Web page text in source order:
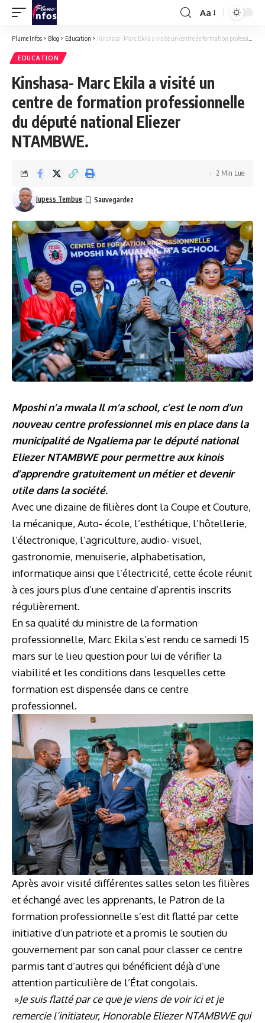
Font
Resizer
Aa
Plume Infos > Blog > Education > Kinshasa- Marc Ekila a visité un centre de formation professionnelle du député national Eliezer NTAMBWE.
EDUCATION
Kinshasa- Marc Ekila a visité un
centre de formation professionnelle
du député national Eliezer
NTAMBWE.
Jupess Tembue
2 Min Lue
Mposhi n’a mwala Il m’a school, c’est le nom d’un
nouveau centre professionnel mis en place dans la
municipalité de Ngaliema par le député national
Eliezer NTAMBWE pour permettre aux kinois
d’apprendre gratuitement un métier et devenir
utile dans la société.
Avec une dizaine de filières dont la Coupe et Couture,
la mécanique, Auto- école, l’esthétique, l’hôtellerie,
l’électronique, l’agriculture, audio- visuel,
gastronomie, menuiserie, alphabetisation,
informatique ainsi que l’électricité, cette école réunit
à ces jours plus d’une centaine d’aprentis inscrits
régulièrement.
En sa qualité du ministre de la formation
professionnelle, Marc Ekila s’est rendu ce samedi 15
mars sur le lieu question pour lui de vérifier la
viabilité et les conditions dans lesquelles cette
formation est dispensée dans ce centre
professionnel.
Après avoir visité différentes salles selon les filières
et échangé avec les apprenants, le Patron de la
formation professionnelle s’est dit flatté par cette
initiative d’un patriote et a promis le soutien du
gouvernement par son canal pour classer ce centre
parmis tant d’autres qui bénéficient déjà d’une
attention particulière de l’État congolais.
»Je suis flatté par ce que je viens de voir ici et je
remercie l’initiateur, Honorable Eliezer NTAMBWE qui